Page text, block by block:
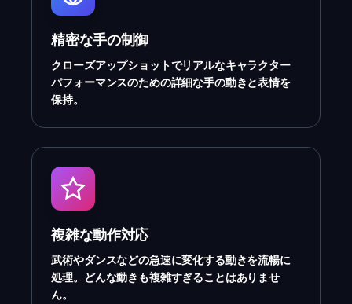
精密な手の制御
クローズアップショットでリアルなキャラクター
パフォーマンスのための詳細な手の動きと表情を
保持。
複雑な動作対応
武術やダンスなどの急速に変化する動きを流暢に
処理。どんな動きも複雑すぎることはありませ
ん。